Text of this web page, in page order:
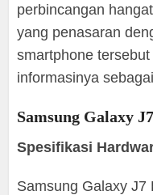
perbincangan
yang penasaran
smartphone
informasinya
Samsung Galaxy
Spesifikasi
Samsung Galaxy J7